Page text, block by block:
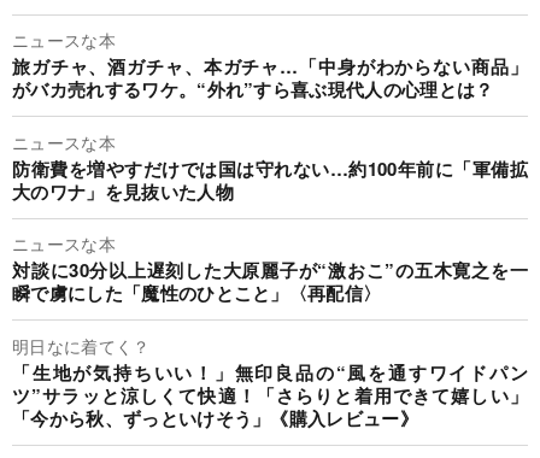
ニュースな本
旅ガチャ、酒ガチャ、本ガチャ…「中身がわからない商品」
がバカ売れするワケ。“外れ”すら喜ぶ現代人の心理とは？
ニュースな本
防衛費を増やすだけでは国は守れない…約100年前に「軍備拡
大のワナ」を見抜いた人物
ニュースな本
対談に30分以上遅刻した大原麗子が“激おこ”の五木寛之を一
瞬で虜にした「魔性のひとこと」〈再配信〉
明日なに着てく？
「生地が気持ちいい！」無印良品の“風を通すワイドパン
ツ”サラッと涼しくて快適！「さらりと着用できて嬉しい」
「今から秋、ずっといけそう」《購入レビュー》